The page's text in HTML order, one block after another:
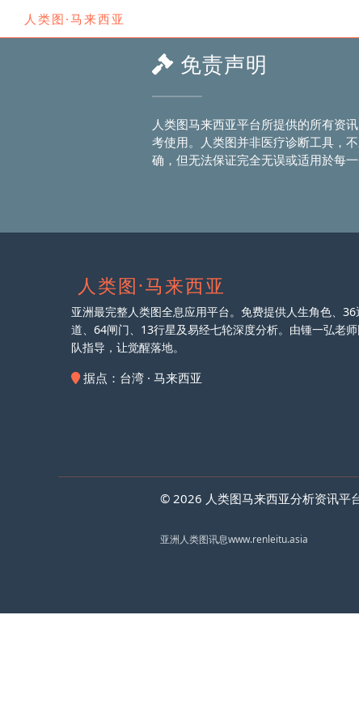
人类图·马来西亚
免责声明
人类图马来西亚平台所提供的所有资
考使用。人类图并非医疗诊断工具，
确，但无法保证完全无误或适用於每
人类图·马来西亚
亚洲最完整人类图全息应用平台。免费提供人生角色、36
道、64闸门、13行星及易经七轮深度分析。由锺一弘老
队指导，让觉醒落地。
据点：台湾 · 马来西亚
© 2026 人类图马来西亚分析资讯平
亚洲人类图讯息www.renleitu.asia